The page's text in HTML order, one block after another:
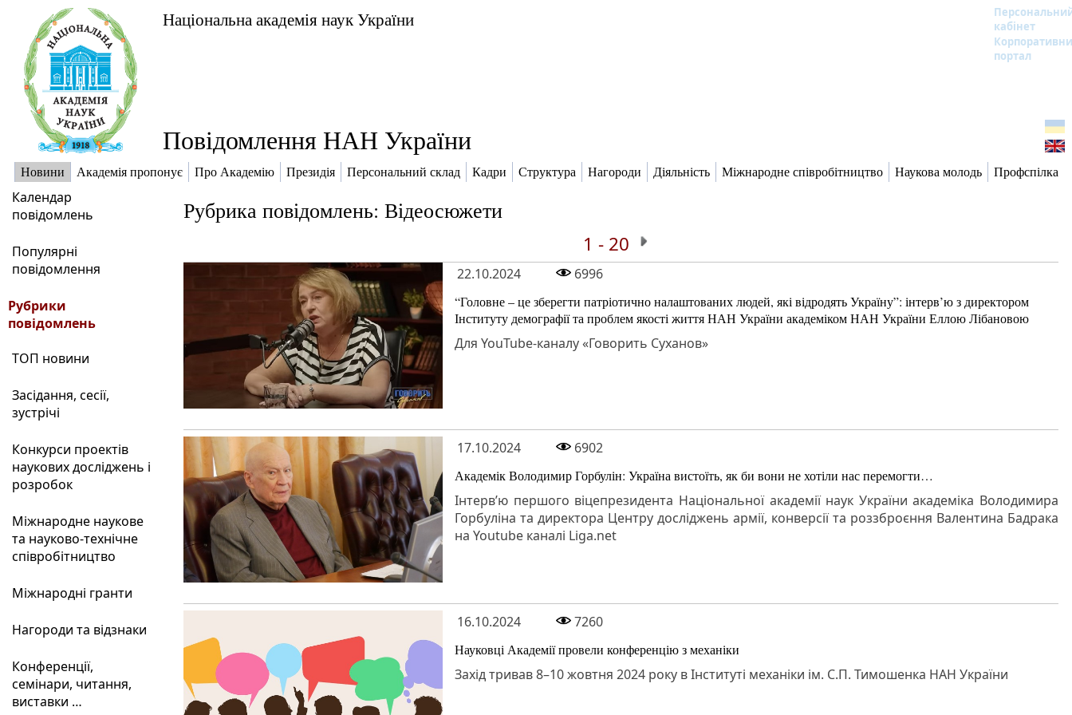
Національна академія наук України
кабінет
портал
Повідомлення НАН України
Новини Академія пропонує Про Академію Президія Персональний склад Кадри Структура Нагороди Діяльність Міжнародне співробітництво Наукова молодь Профспілка
Календар
повідомлень
Популярні
повідомлення
Рубрики
повідомлень
ТОП новини
Засідання, сесії,
зустрічі
Конкурси проектів
наукових досліджень і
розробок
Міжнародне наукове
та науково-технічне
співробітництво
Міжнародні гранти
Нагороди та відзнаки
Конференції,
семінари, читання,
виставки …
Рубрика повідомлень: Відеосюжети
1 - 20
22.10.2024 6996
“Головне – це зберегти патріотично налаштованих людей, які відродять Україну”: інтерв’ю з директором
Інституту демографії та проблем якості життя НАН України академіком НАН України Еллою Лібановою
Для YouTube-каналу «Говорить Суханов»
17.10.2024 6902
Академік Володимир Горбулін: Україна вистоїть, як би вони не хотіли нас перемогти…
Інтерв’ю першого віцепрезидента Національної академії наук України академіка Володимира
Горбуліна та директора Центру досліджень армії, конверсії та роззброєння Валентина Бадрака
на Youtube каналі Liga.net
16.10.2024 7260
Науковці Академії провели конференцію з механіки
Захід тривав 8–10 жовтня 2024 року в Інституті механіки ім. С.П. Тимошенка НАН України